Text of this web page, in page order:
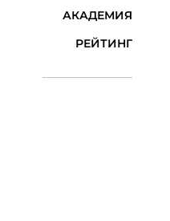
АКАДЕМИЯ
РЕЙТИНГ